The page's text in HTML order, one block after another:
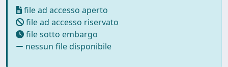
file ad accesso aperto
file ad accesso riservato
file sotto embargo
nessun file disponibile